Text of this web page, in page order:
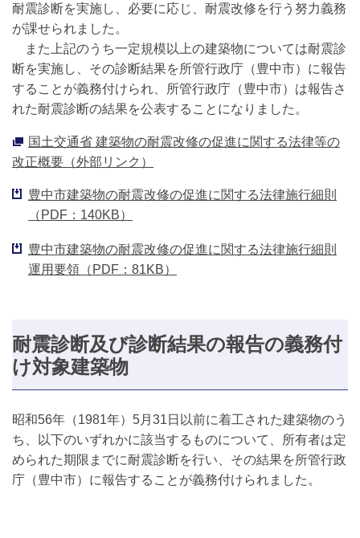
耐震診断を実施し、必要に応じ、耐震改修を行う努力義務
が課せられました。
また上記のうち一定規模以上の建築物については耐震診
断を実施し、その診断結果を所管行政庁（豊中市）に報告
することが義務付けられ、所管行政庁（豊中市）は報告さ
れた耐震診断の結果を公表することになりました。
国土交通省 建築物の耐震改修の促進に関する法律等の
改正概要（外部リンク）
豊中市建築物の耐震改修の促進に関する法律施行細則
（PDF：140KB）
豊中市建築物の耐震改修の促進に関する法律施行細則
運用要領（PDF：81KB）
耐震診断及び診断結果の報告の義務付
け対象建築物
昭和56年（1981年）5月31日以前に着工された建築物のう
ち、以下のいずれかに該当するものについて、所有者は定
められた期限までに耐震診断を行い、その結果を所管行政
庁（豊中市）に報告することが義務付けられました。